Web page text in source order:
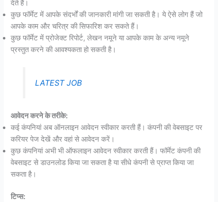
देते हैं।
कुछ फॉर्मेट में आपके संदर्भों की जानकारी मांगी जा सकती है। ये ऐसे लोग हैं जो
आपके काम और चरित्र की सिफारिश कर सकते हैं।
कुछ फॉर्मेट में प्रोजेक्ट रिपोर्ट, लेखन नमूने या आपके काम के अन्य नमूने
प्रस्तुत करने की आवश्यकता हो सकती है।
LATEST JOB
आवेदन करने के तरीके:
कई कंपनियां अब ऑनलाइन आवेदन स्वीकार करती हैं। कंपनी की वेबसाइट पर
करियर पेज देखें और वहां से आवेदन करें।
कुछ कंपनियां अभी भी ऑफलाइन आवेदन स्वीकार करती हैं। फॉर्मेट कंपनी की
वेबसाइट से डाउनलोड किया जा सकता है या सीधे कंपनी से प्राप्त किया जा
सकता है।
टिप्स: